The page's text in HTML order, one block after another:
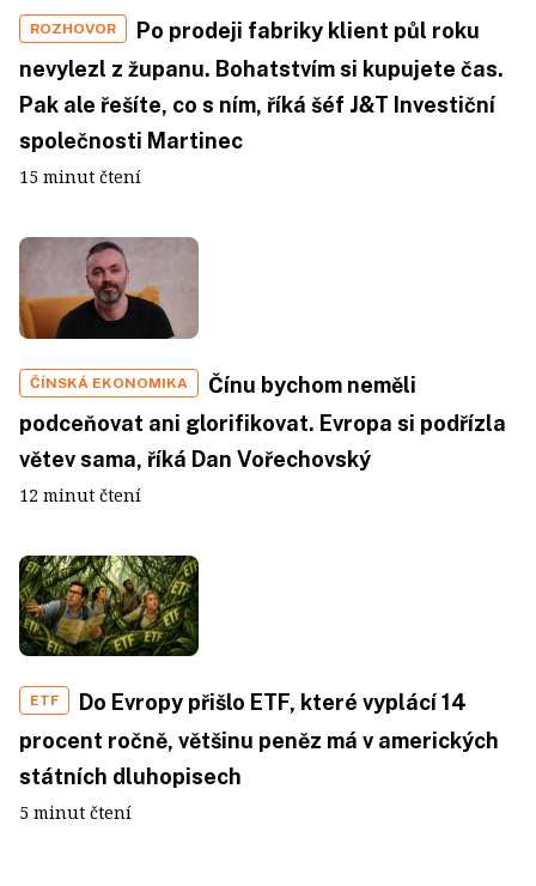
ROZHOVOR
Po prodeji fabriky klient půl roku
nevylezl z županu. Bohatstvím si kupujete čas.
Pak ale řešíte, co s ním, říká šéf J&T Investiční
společnosti Martinec
15 minut čtení
ČÍNSKÁ EKONOMIKA
Čínu bychom neměli
podceňovat ani glorifikovat. Evropa si podřízla
větev sama, říká Dan Vořechovský
12 minut čtení
ETF
Do Evropy přišlo ETF, které vyplácí 14
procent ročně, většinu peněz má v amerických
státních dluhopisech
5 minut čtení